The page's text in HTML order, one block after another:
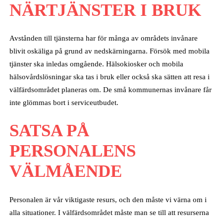
NÄRTJÄNSTER I BRUK
Avstånden till tjänsterna har för många av områdets invånare
blivit oskäliga på grund av nedskärningarna. Försök med mobila
tjänster ska inledas omgående. Hälsokiosker och mobila
hälsovårdslösningar ska tas i bruk eller också ska sätten att resa i
välfärdsområdet planeras om. De små kommunernas invånare får
inte glömmas bort i serviceutbudet.
SATSA PÅ
PERSONALENS
VÄLMÅENDE
Personalen är vår viktigaste resurs, och den måste vi värna om i
alla situationer. I välfärdsområdet måste man se till att resurserna